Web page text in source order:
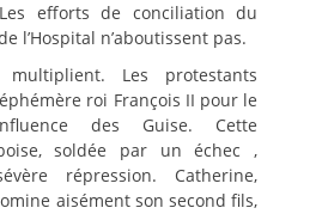
efforts de conciliation du
l’Hospital n’aboutissent pas.
Les protestants
roi François II pour le
des Guise. Cette
soldée par un échec ,
répression. Catherine,
aisément son second fils,